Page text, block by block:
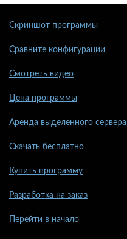
Скриншот программы
Сравните конфигурации
Смотреть видео
Цена программы
Аренда выделенного сервера
Скачать бесплатно
Купить программу
Разработка на заказ
Перейти в начало